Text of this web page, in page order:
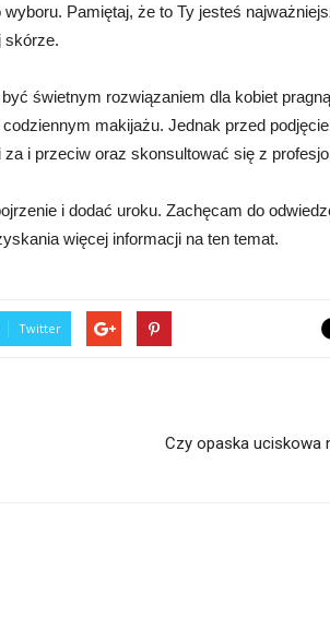
Pamiętaj, że to Ty jesteś
skórze.
świetnym rozwiązaniem dla kobiet
makijażu. Jednak przed
i przeciw oraz skonsultować się z
i dodać uroku. Zachęcam do
więcej informacji na ten temat.
Twitter
Czy opaska uciskowa